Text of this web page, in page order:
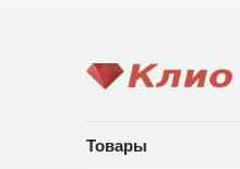
Товары